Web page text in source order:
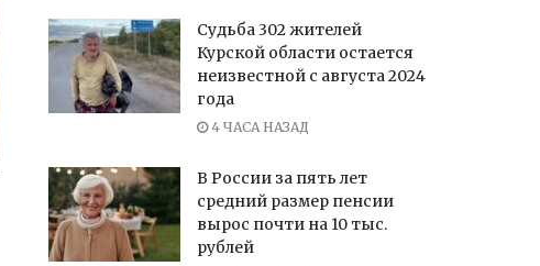
Судьба 302 жителей
Курской области остается
неизвестной с августа 2024
года
4 ЧАСА НАЗАД
В России за пять лет
средний размер пенсии
вырос почти на 10 тыс.
рублей